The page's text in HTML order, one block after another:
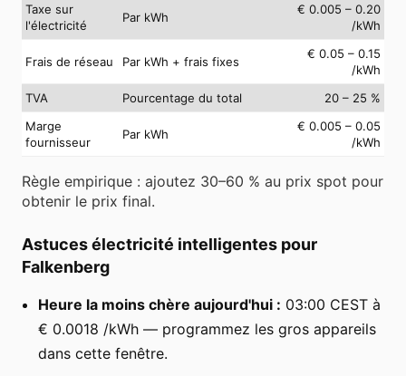
Taxe sur
l'électricité
Par kWh
€ 0.005 – 0.20
/kWh
Frais de réseau Par kWh + frais fixes
€ 0.05 – 0.15
/kWh
TVA
Pourcentage du total
20 – 25 %
Marge
fournisseur
Par kWh
€ 0.005 – 0.05
/kWh
Règle empirique : ajoutez 30–60 % au prix spot pour
obtenir le prix final.
Astuces électricité intelligentes pour
Falkenberg
Heure la moins chère aujourd'hui : 03:00 CEST à
€ 0.0018 /kWh — programmez les gros appareils
dans cette fenêtre.